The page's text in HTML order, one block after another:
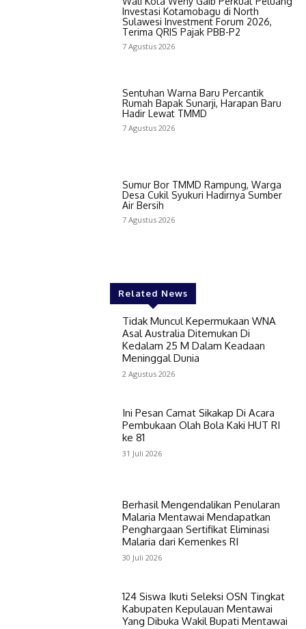
Investasi Kotamobagu di North
Sulawesi Investment Forum 2026,
Terima QRIS Pajak PBB-P2
7 Agustus 2026
Sentuhan Warna Baru Percantik
Rumah Bapak Sunarji, Harapan Baru
Hadir Lewat TMMD
7 Agustus 2026
Sumur Bor TMMD Rampung, Warga
Desa Cukil Syukuri Hadirnya Sumber
Air Bersih
7 Agustus 2026
Related News
Tidak Muncul Kepermukaan WNA
Asal Australia Ditemukan Di
Kedalam 25 M Dalam Keadaan
Meninggal Dunia
2 Agustus 2026
Ini Pesan Camat Sikakap Di Acara
Pembukaan Olah Bola Kaki HUT RI
ke 81
31 Juli 2026
Berhasil Mengendalikan Penularan
Malaria Mentawai Mendapatkan
Penghargaan Sertifikat Eliminasi
Malaria dari Kemenkes RI
30 Juli 2026
124 Siswa Ikuti Seleksi OSN Tingkat
Kabupaten Kepulauan Mentawai
Yang Dibuka Wakil Bupati Mentawai